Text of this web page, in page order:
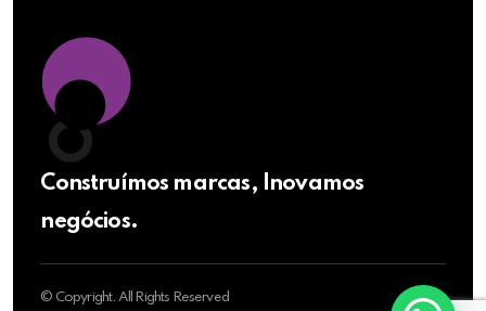
Construímos marcas, Inovamos
negócios.
© Copyright. All Rights Reserved